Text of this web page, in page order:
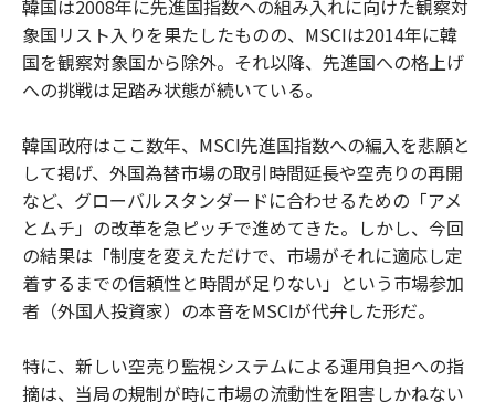
韓国は2008年に先進国指数への組み入れに向けた観察対
象国リスト入りを果たしたものの、MSCIは2014年に韓
国を観察対象国から除外。それ以降、先進国への格上げ
への挑戦は足踏み状態が続いている。
韓国政府はここ数年、MSCI先進国指数への編入を悲願と
して掲げ、外国為替市場の取引時間延長や空売りの再開
など、グローバルスタンダードに合わせるための「アメ
とムチ」の改革を急ピッチで進めてきた。しかし、今回
の結果は「制度を変えただけで、市場がそれに適応し定
着するまでの信頼性と時間が足りない」という市場参加
者（外国人投資家）の本音をMSCIが代弁した形だ。
特に、新しい空売り監視システムによる運用負担への指
摘は、当局の規制が時に市場の流動性を阻害しかねない